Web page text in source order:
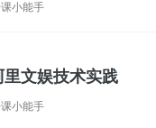
小能手
文娱技术实践
小能手